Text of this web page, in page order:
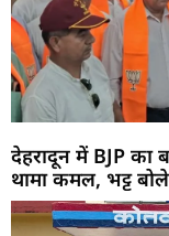
देहरादून में BJP का
थामा कमल, भट्ट